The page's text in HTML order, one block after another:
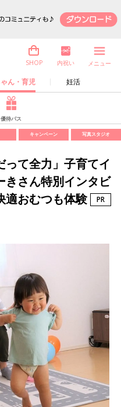
ん・育児 妊活
SHOP 内祝い メニュー
優待パス
キャンペーン 写真スタジオ
って全力」子育てイ
きさん特別インタビ
適おむつも体験